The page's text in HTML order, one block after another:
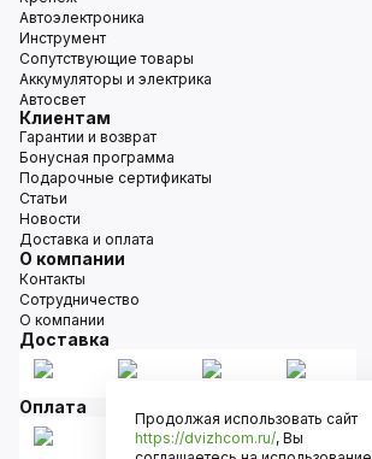
Автоэлектроника
Инструмент
Сопутствующие товары
Аккумуляторы и электрика
Автосвет
Клиентам
Гарантии и возврат
Бонусная программа
Подарочные сертификаты
Статьи
Новости
Доставка и оплата
О компании
Контакты
Сотрудничество
О компании
Доставка
Оплата
Продолжая использовать сайт
https://dvizhcom.ru/, Вы